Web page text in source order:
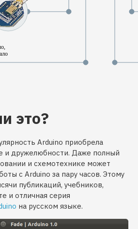
это?
Arduino приобрела
и дружелюбности. Даже полный
и схемотехнике может
с Arduino за пару часов. Этому
публикаций, учебников,
и отличная серия
на русском языке.